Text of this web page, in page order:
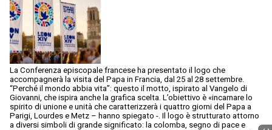
La Conferenza episcopale francese ha presentato il logo che
accompagnerà la visita del Papa in Francia, dal 25 al 28 settembre.
“Perché il mondo abbia vita”: questo il motto, ispirato al Vangelo di
Giovanni, che ispira anche la grafica scelta. L’obiettivo è «incarnare lo
spirito di unione e unità che caratterizzerà i quattro giorni del Papa a
Parigi, Lourdes e Metz – hanno spiegato -. Il logo è strutturato attorno
a diversi simboli di grande significato: la colomba, segno di pace e